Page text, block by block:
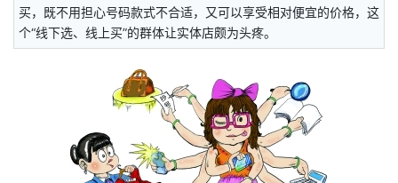
买，既不用担心号码款式不合适，又可以享受相对便宜的价格，这
个“线下选、线上买”的群体让实体店颇为头疼。